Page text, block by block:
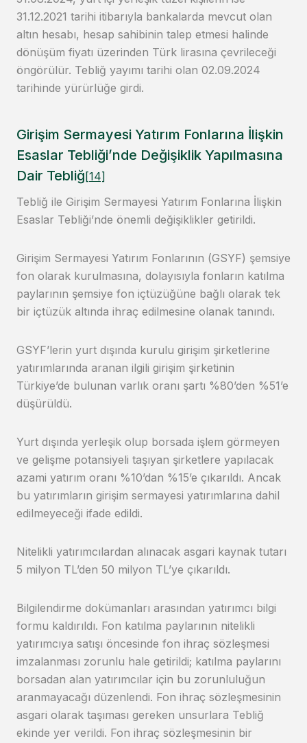
31.12.2021 tarihi itibarıyla bankalarda mevcut olan
altın hesabı, hesap sahibinin talep etmesi halinde
dönüşüm fiyatı üzerinden Türk lirasına çevrileceği
öngörülür. Tebliğ yayımı tarihi olan 02.09.2024
tarihinde yürürlüğe girdi.
Girişim Sermayesi Yatırım Fonlarına İlişkin
Esaslar Tebliği’nde Değişiklik Yapılmasına
Dair Tebliğ [14]
Tebliğ ile Girişim Sermayesi Yatırım Fonlarına İlişkin
Esaslar Tebliği’nde önemli değişiklikler getirildi.
Girişim Sermayesi Yatırım Fonlarının (GSYF) şemsiye
fon olarak kurulmasına, dolayısıyla fonların katılma
paylarının şemsiye fon içtüzüğüne bağlı olarak tek
bir içtüzük altında ihraç edilmesine olanak tanındı.
GSYF’lerin yurt dışında kurulu girişim şirketlerine
yatırımlarında aranan ilgili girişim şirketinin
Türkiye’de bulunan varlık oranı şartı %80’den %51’e
düşürüldü.
Yurt dışında yerleşik olup borsada işlem görmeyen
ve gelişme potansiyeli taşıyan şirketlere yapılacak
azami yatırım oranı %10’dan %15’e çıkarıldı. Ancak
bu yatırımların girişim sermayesi yatırımlarına dahil
edilmeyeceği ifade edildi.
Nitelikli yatırımcılardan alınacak asgari kaynak tutarı
5 milyon TL’den 50 milyon TL’ye çıkarıldı.
Bilgilendirme dokümanları arasından yatırımcı bilgi
formu kaldırıldı. Fon katılma paylarının nitelikli
yatırımcıya satışı öncesinde fon ihraç sözleşmesi
imzalanması zorunlu hale getirildi; katılma paylarını
borsadan alan yatırımcılar için bu zorunluluğun
aranmayacağı düzenlendi. Fon ihraç sözleşmesinin
asgari olarak taşıması gereken unsurlara Tebliğ
ekinde yer verildi. Fon ihraç sözleşmesinin bir